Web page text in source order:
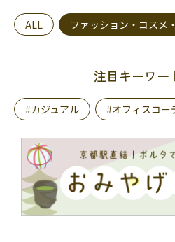
ALL ファッション・コスメ
注目キーワー
#カジュアル #オフィスコー